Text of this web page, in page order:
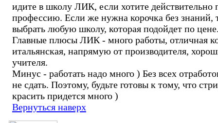
идите в школу ЛИК, если хотите действительно
профессию. Если же нужна корочка без знаний,
выбрать любую школу, которая подойдет по
Главные плюсы ЛИК - много работы, отличная
итальянская, напрямую от производителя,
учителя.
Минус - работать надо много ) Без всех
не сдать. Поэтому, будьте готовы к тому, что
красить придется много )
Вернуться наверх